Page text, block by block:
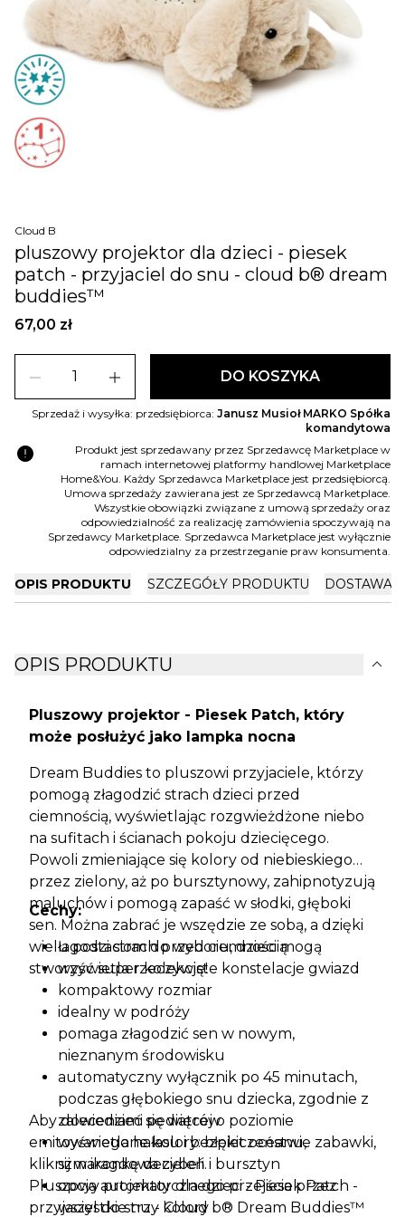
Cloud B
pluszowy projektor dla dzieci - piesek
patch - przyjaciel do snu - cloud b® dream
buddies™
67,00 zł
remove add DO KOSZYKA
Sprzedaż i wysyłka: przedsiębiorca: Janusz Musioł MARKO Spółka
komandytowa
error
Produkt jest sprzedawany przez Sprzedawcę Marketplace w
ramach internetowej platformy handlowej Marketplace
Home&You. Każdy Sprzedawca Marketplace jest przedsiębiorcą.
Umowa sprzedaży zawierana jest ze Sprzedawcą Marketplace.
Wszystkie obowiązki związane z umową sprzedaży oraz
odpowiedzialność za realizację zamówienia spoczywają na
Sprzedawcy Marketplace. Sprzedawca Marketplace jest wyłącznie
odpowiedzialny za przestrzeganie praw konsumenta.
OPIS PRODUKTU SZCZEGÓŁY PRODUKTU DOSTAWA
OPIS PRODUKTU expand_more
Pluszowy projektor - Piesek Patch, który
może posłużyć jako lampka nocna
Dream Buddies to pluszowi przyjaciele, którzy
pomogą złagodzić strach dzieci przed
ciemnością, wyświetlając rozgwieżdżone niebo
na sufitach i ścianach pokoju dziecięcego.
Powoli zmieniające się kolory od niebieskiego
przez zielony, aż po bursztynowy, zahipnotyzują
maluchów i pomogą zapaść w słodki, głęboki
sen. Można zabrać je wszędzie ze sobą, a dzięki
wielu postaciom do wyboru, dzieci mogą
stworzyć super kolekcję!
Cechy:
łagodzi strach przed ciemnością
wyświetla rzeczywiste konstelacje gwiazd
kompaktowy rozmiar
idealny w podróży
pomaga złagodzić sen w nowym,
nieznanym środowisku
automatyczny wyłącznik po 45 minutach,
podczas głębokiego snu dziecka, zgodnie z
zaleceniami pediatrów
wyświetlane kolory: błękit oceanu,
szmaragdowa zieleń i bursztyn
opcja automatycznego przejścia przez
wszystkie trzy kolory
Aby dowiedzieć się więcej o poziomie
emitowanego hałasu i bezpieczeństwie zabawki,
kliknij w ikonkę decybeli.
Pluszowy projektor dla dzieci - Piesek Patch -
przyjaciel do snu - Cloud b® Dream Buddies™